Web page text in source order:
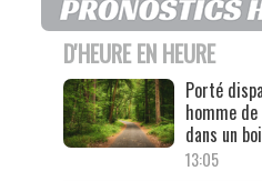
D'HEURE EN HEURE
Porté
homme
dans un
13:05